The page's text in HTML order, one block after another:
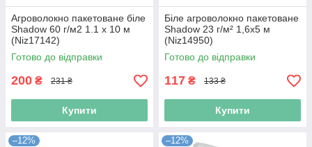
Агроволокно пакетоване біле
Shadow 60 г/м2 1.1 х 10 м
(Niz17142)
Готово до відправки
200 ₴ 231 ₴
Купити
Біле агроволокно пакетоване
Shadow 23 г/м² 1,6x5 м
(Niz14950)
Готово до відправки
117 ₴ 133 ₴
Купити
–12% –12%